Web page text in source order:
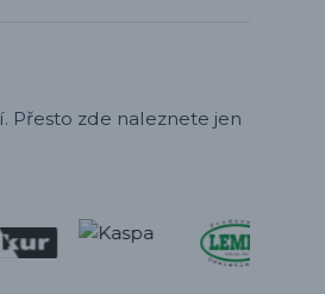
Přesto zde naleznete jen